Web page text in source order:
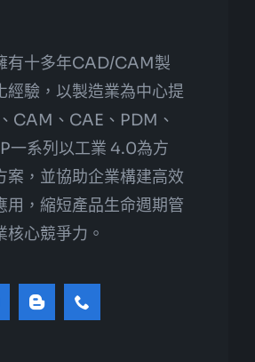
有十多年CAD/CAM製
經驗，以製造業為中心提
CAM、CAE、PDM、
一系列以工業 4.0為方
案，並協助企業構建高效
用，縮短產品生命週期管
核心競爭力。